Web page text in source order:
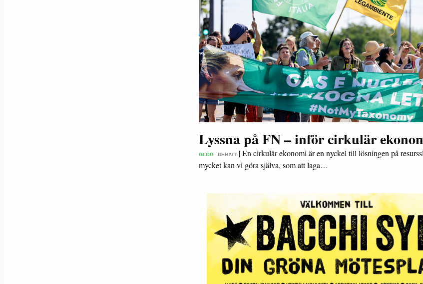
Lyssna på FN – inför cirkulär
GLÖD– DEBATT |En cirkulär ekonomi är en nyckel till lösningen på
mycket kan vi göra själva, som att laga…